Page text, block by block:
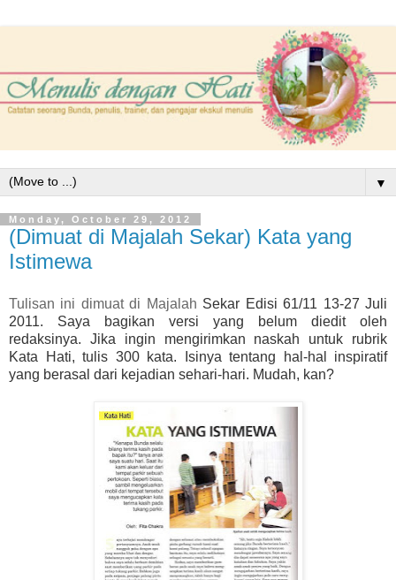
▼
Monday, October 29, 2012
(Dimuat di Majalah Sekar) Kata yang
Istimewa
Tulisan ini dimuat di Majalah Sekar Edisi 61/11 13-27 Juli
2011. Saya bagikan versi yang belum diedit oleh
redaksinya. Jika ingin mengirimkan naskah untuk rubrik
Kata Hati, tulis 300 kata. Isinya tentang hal-hal inspiratif
yang berasal dari kejadian sehari-hari. Mudah, kan?